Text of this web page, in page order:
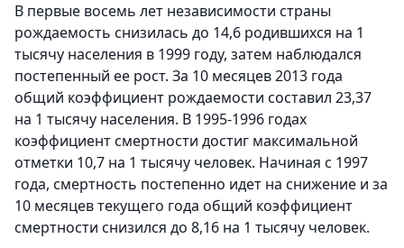
В первые восемь лет независимости страны
рождаемость снизилась до 14,6 родившихся на 1
тысячу населения в 1999 году, затем наблюдался
постепенный ее рост. За 10 месяцев 2013 года
общий коэффициент рождаемости составил 23,37
на 1 тысячу населения. В 1995-1996 годах
коэффициент смертности достиг максимальной
отметки 10,7 на 1 тысячу человек. Начиная с 1997
года, смертность постепенно идет на снижение и за
10 месяцев текущего года общий коэффициент
смертности снизился до 8,16 на 1 тысячу человек.